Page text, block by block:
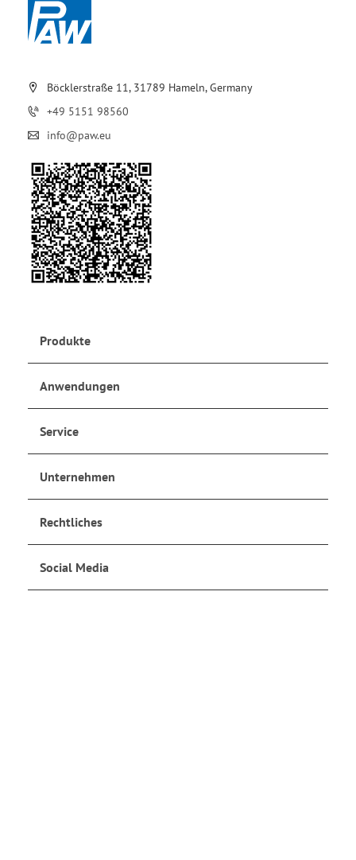
Böcklerstraße 11, 31789 Hameln, Germany
+49 5151 98560
info@paw.eu
Produkte
Anwendungen
Service
Unternehmen
Rechtliches
Social Media